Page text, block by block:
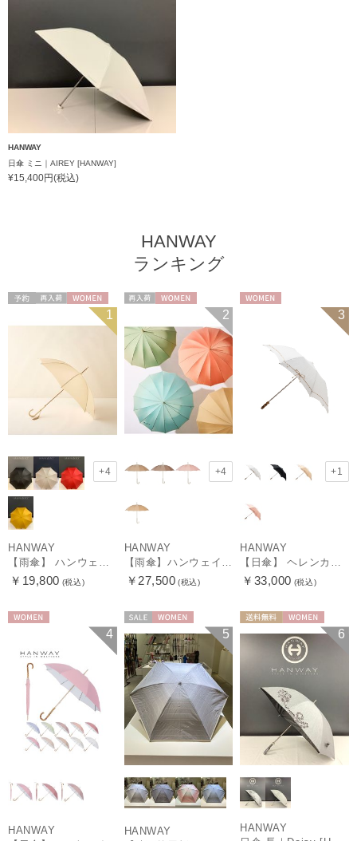
HANWAY
日傘 ミニ｜AIREY [HANWAY]
¥15,400円(税込)
HANWAY
ランキング
WOMEN 1
+4
HANWAY
【雨傘】 ハンウェイ （HANWAY） Couturier クチュリエ 長傘 日本製
￥19,800 (税込)
2
+4
HANWAY
【雨傘】ハンウェイ （HANWAY ）真田耳（サナダミミ）長傘 日本製 カーボン骨
￥27,500 (税込)
3
+1
HANWAY
【日傘】 ヘレンカミンスキー（HELEN KAMINSKI） X ハンウェイ (HANWAY) コラボ プロヴァンスタイプ 麻無地 ラフィアコード 折りたたみ傘 曲がり手元 純パラソル
￥33,000 (税込)
4
HANWAY
5
HANWAY
6
HANWAY